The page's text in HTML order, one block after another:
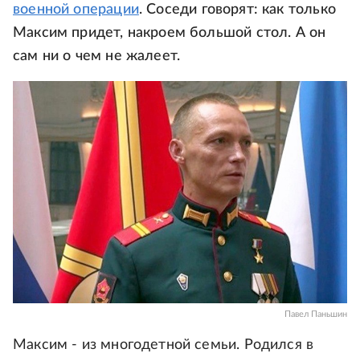
военной операции. Соседи говорят: как только
Максим придет, накроем большой стол. А он
сам ни о чем не жалеет.
Павел Паньшин
Максим - из многодетной семьи. Родился в